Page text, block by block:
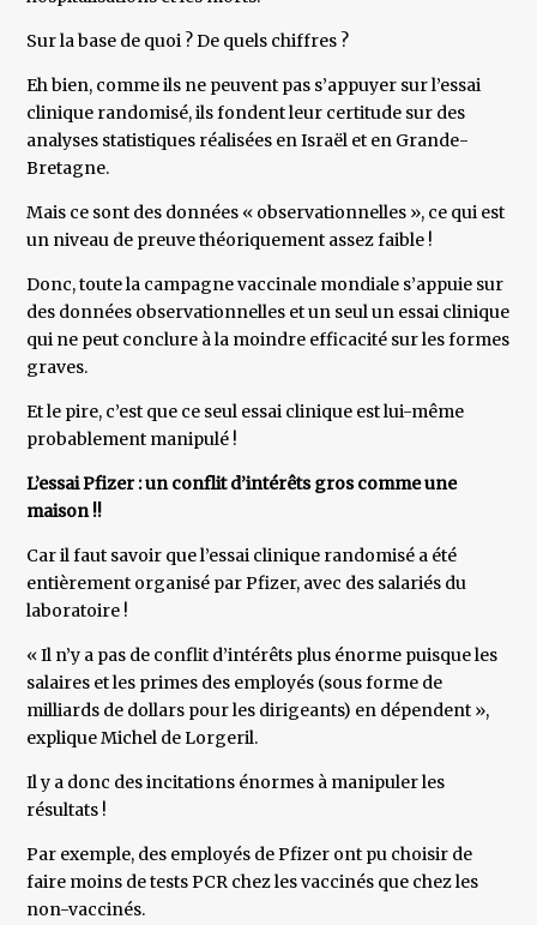
Sur la base de quoi ? De quels chiffres ?
Eh bien, comme ils ne peuvent pas s’appuyer sur l’essai
clinique randomisé, ils fondent leur certitude sur des
analyses statistiques réalisées en Israël et en Grande-
Bretagne.
Mais ce sont des données « observationnelles », ce qui est
un niveau de preuve théoriquement assez faible !
Donc, toute la campagne vaccinale mondiale s’appuie sur
des données observationnelles et un seul un essai clinique
qui ne peut conclure à la moindre efficacité sur les formes
graves.
Et le pire, c’est que ce seul essai clinique est lui-même
probablement manipulé !
L’essai Pfizer : un conflit d’intérêts gros comme une
maison !!
Car il faut savoir que l’essai clinique randomisé a été
entièrement organisé par Pfizer, avec des salariés du
laboratoire !
« Il n’y a pas de conflit d’intérêts plus énorme puisque les
salaires et les primes des employés (sous forme de
milliards de dollars pour les dirigeants) en dépendent »,
explique Michel de Lorgeril.
Il y a donc des incitations énormes à manipuler les
résultats !
Par exemple, des employés de Pfizer ont pu choisir de
faire moins de tests PCR chez les vaccinés que chez les
non-vaccinés.